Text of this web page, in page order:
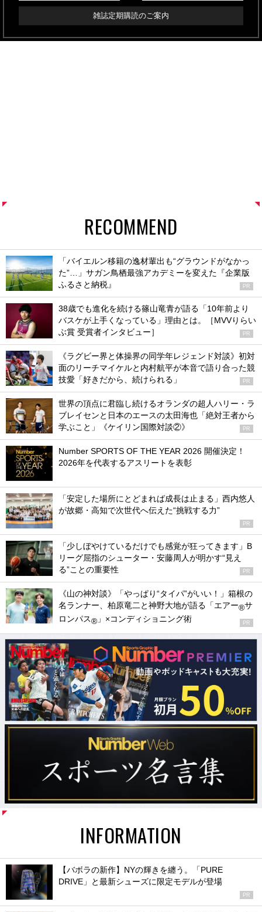
雑誌定期購読のご案内
RECOMMEND
「バイエルン移籍の逸材輩出も“グラウンドがなかっ
た”…」サガン鳥栖最強アカデミーを変えた『企業版
ふるさと納税』
PR
38歳でも進化を続ける篠山竜青が語る「10年前より
バスケが上手くなっている」理由とは。［MVVりらい
ぶ賞 受賞者インタビュー］
PR
《ラグビー界と体操界の同学年レジェンド対談》初対
面のリーチマイケルと内村航平が本音で語り合った競
技愛「好きだから、続けられる」
PR
世界の頂点に君臨し続けるオランダの超人ハリー・ラ
ブレイセンと日本のエースの太田海也「絶対王者から
学ぶこと」《ケイリン国際対談②》
PR
Number SPORTS OF THE YEAR 2026 開催決定！
2026年を代表するアスリートを表彰
「安定した場所にとどまれば成長は止まる」西内悠人
が故郷・高知で次世代へ伝えた“挑戦する力”
PR
「少しぼやけているだけでも感覚が狂ってきます」B
リーグ屈指のシューター・安藤周人が明かす“見え
る”ことの重要性
PR
《山の神対談》「やっぱり“タイパ”がいい！」箱根の
名ランナー、柏原竜二と神野大地が語る「エアー®サ
ロンパス® 」×コンディショニング術 PR
INFORMATION
【バボラの新作】NYの輝きを纏う。「PURE
DRIVE」と最新シューズに限定モデルが登場
PR